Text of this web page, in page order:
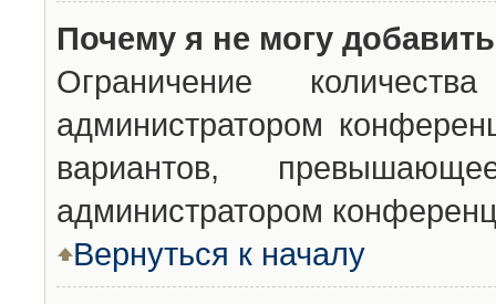
Почему я не могу
Ограничение
администратором
вариантов,
администратором
Вернуться к началу